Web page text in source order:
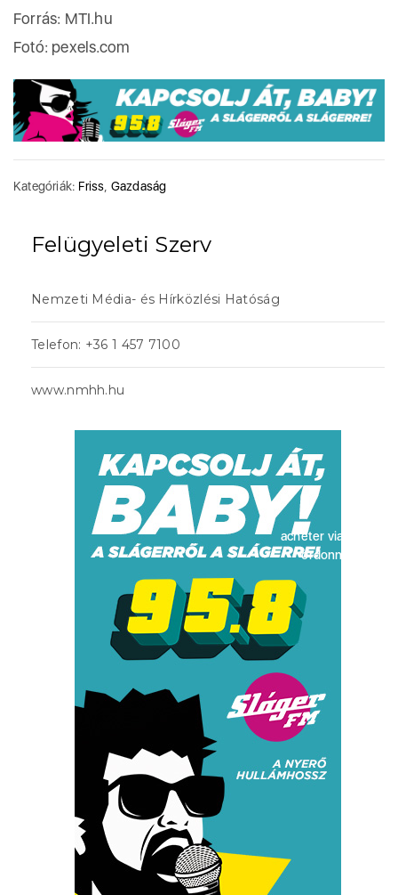
Forrás: MTI.hu
Fotó: pexels.com
Kategóriák: Friss Gazdaság
Felügyeleti Szerv
Nemzeti Média- és Hírközlési Hatóság
Telefon: +36 1 457 7100
www.nmhh.hu
acheter viagra sans
ordonnance